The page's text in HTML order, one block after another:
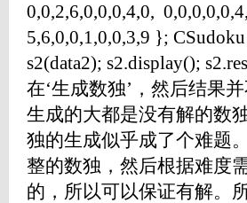
0,0,2,6,0,0,0,4,0,
5,6,0,0,1,0,0,3,9 };
s2(data2); s2.display();
在‘生成数独’，然后结果
生成的大都是没有解的数
独的生成似乎成了个难题
整的数独，然后根据难度
的，所以可以保证有解。